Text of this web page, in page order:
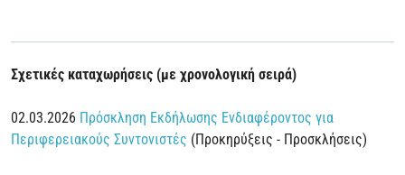
Σχετικές καταχωρήσεις (με χρονολογική σειρά)
02.03.2026 Πρόσκληση Εκδήλωσης Ενδιαφέροντος για
Περιφερειακούς Συντονιστές (Προκηρύξεις - Προσκλήσεις)